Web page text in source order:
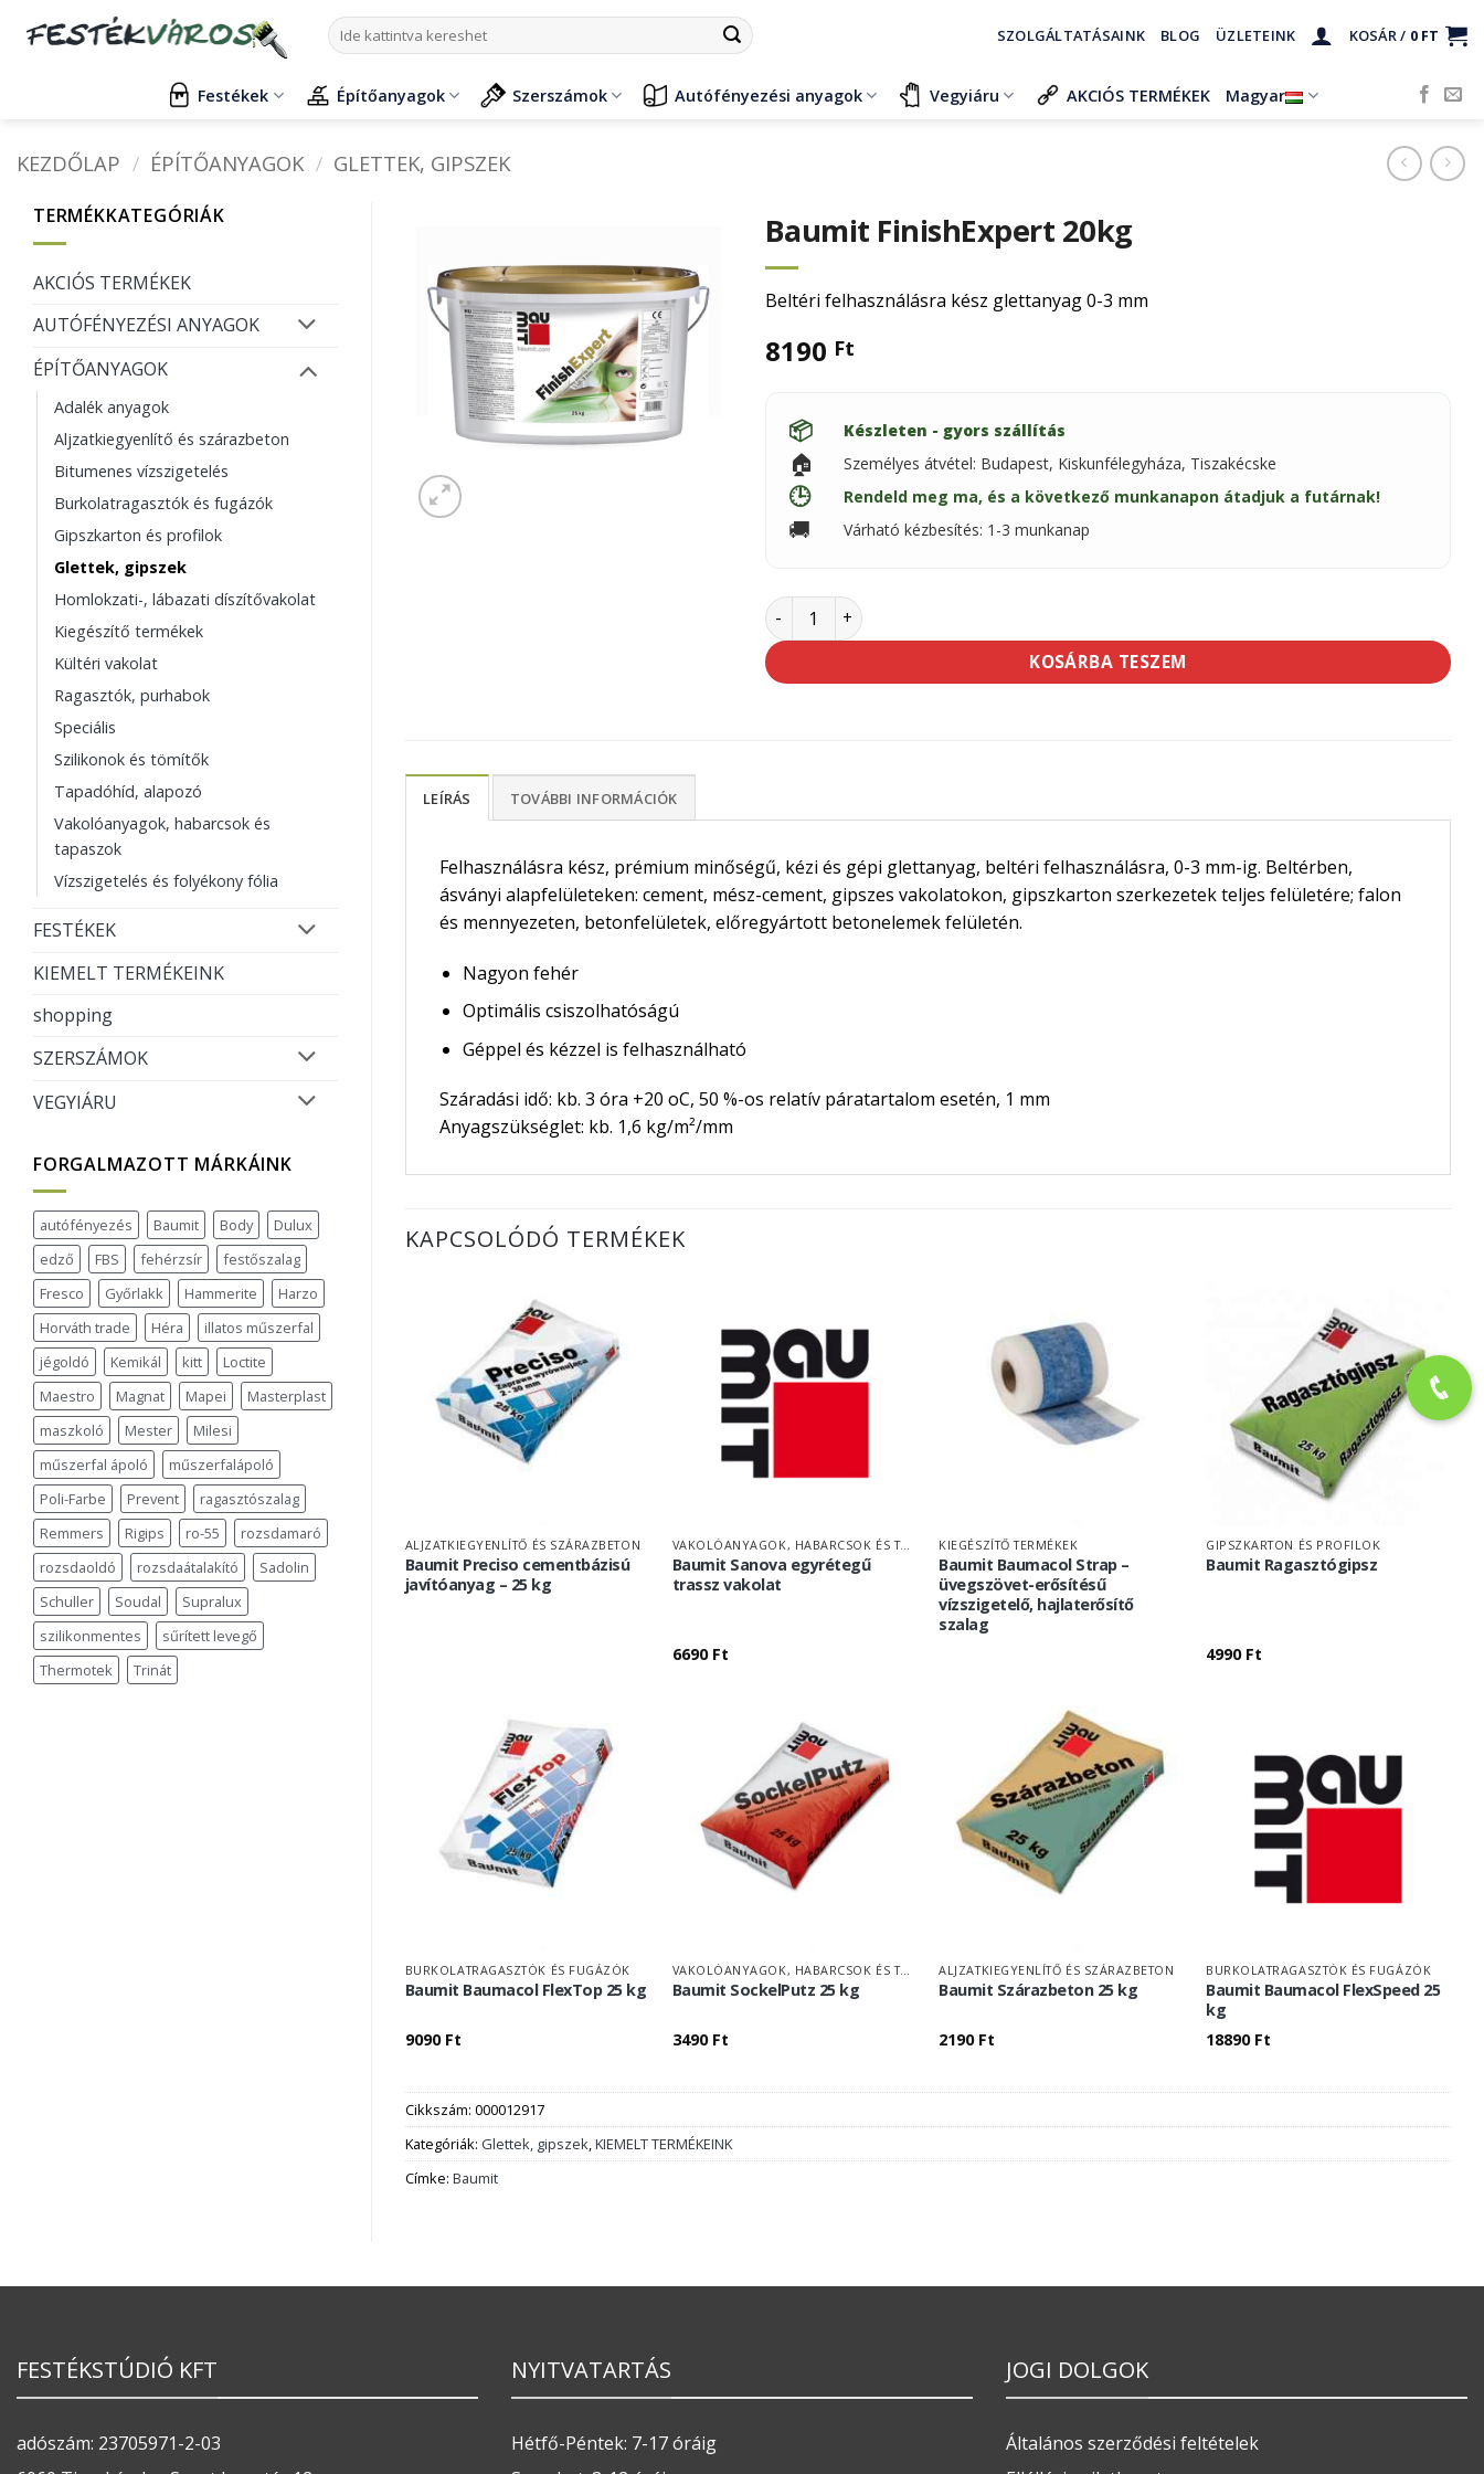
Keresés
a
SZOLGÁLTATÁSAINK BLOG ÜZLETEINK KOSÁR / 0 FT
Festékek Építőanyagok Szerszámok Autófényezési anyagok Vegyiáru AKCIÓS TERMÉKEK Magyar
KEZDŐLAP / ÉPÍTŐANYAGOK / GLETTEK, GIPSZEK
TERMÉKKATEGÓRIÁK
AKCIÓS TERMÉKEK
AUTÓFÉNYEZÉSI ANYAGOK
ÉPÍTŐANYAGOK
Adalék anyagok
Aljzatkiegyenlítő és szárazbeton
Bitumenes vízszigetelés
Burkolatragasztók és fugázók
Gipszkarton és profilok
Glettek, gipszek
Homlokzati-, lábazati díszítővakolat
Kiegészítő termékek
Kültéri vakolat
Ragasztók, purhabok
Speciális
Szilikonok és tömítők
Tapadóhíd, alapozó
Vakolóanyagok, habarcsok és
tapaszok
Vízszigetelés és folyékony fólia
FESTÉKEK
KIEMELT TERMÉKEINK
shopping
SZERSZÁMOK
VEGYIÁRU
FORGALMAZOTT MÁRKÁINK
autófényezés Baumit Body
Dulux
edző
FBS fehérzsír
festőszalag
Fresco
Győrlakk Hammerite
Harzo
Horváth trade
Héra
illatos műszerfal
jégoldó
Kemikál kitt
Loctite
Maestro
Magnat Mapei
Masterplast
maszkoló
Mester
Milesi
műszerfal ápoló
műszerfalápoló
Poli-Farbe
Prevent
ragasztószalag
Remmers
Rigips ro-55
rozsdamaró
rozsdaoldó
rozsdaátalakító
Sadolin
Schuller
Soudal
Supralux
szilikonmentes
sűrített levegő
Thermotek
Trinát
Baumit FinishExpert 20kg
Beltéri felhasználásra kész glettanyag 0-3 mm
8190 Ft
📦 Készleten - gyors szállítás
🏠 Személyes átvétel: Budapest, Kiskunfélegyháza, Tiszakécske
🕒 Rendeld meg ma, és a következő munkanapon átadjuk a futárnak!
🚚 Várható kézbesítés: 1-3 munkanap
Baumit FinishExpert 20kg mennyiség
KOSÁRBA TESZEM
LEÍRÁS TOVÁBBI INFORMÁCIÓK
Felhasználásra kész, prémium minőségű, kézi és gépi glettanyag, beltéri felhasználásra, 0-3 mm-ig. Beltérben,
ásványi alapfelületeken: cement, mész-cement, gipszes vakolatokon, gipszkarton szerkezetek teljes felületére; falon
és mennyezeten, betonfelületek, előregyártott betonelemek felületén.
Nagyon fehér
Optimális csiszolhatóságú
Géppel és kézzel is felhasználható
Száradási idő: kb. 3 óra +20 oC, 50 %-os relatív páratartalom esetén, 1 mm
Anyagszükséglet: kb. 1,6 kg/m²/mm
KAPCSOLÓDÓ TERMÉKEK
ALJZATKIEGYENLÍTŐ ÉS SZÁRAZBETON
Baumit Preciso cementbázisú
javítóanyag – 25 kg
VAKOLÓANYAGOK, HABARCSOK ÉS TAPASZOK
Baumit Sanova egyrétegű
trassz vakolat
6690 Ft
KIEGÉSZÍTŐ TERMÉKEK
Baumit Baumacol Strap –
üvegszövet-erősítésű
vízszigetelő, hajlaterősítő
szalag
GIPSZKARTON ÉS PROFILOK
Baumit Ragasztógipsz
4990 Ft
BURKOLATRAGASZTÓK ÉS FUGÁZÓK
Baumit Baumacol FlexTop 25 kg
9090 Ft
VAKOLÓANYAGOK, HABARCSOK ÉS TAPASZOK
Baumit SockelPutz 25 kg
3490 Ft
ALJZATKIEGYENLÍTŐ ÉS SZÁRAZBETON
Baumit Szárazbeton 25 kg
2190 Ft
BURKOLATRAGASZTÓK ÉS FUGÁZÓK
Baumit Baumacol FlexSpeed 25
kg
18890 Ft
Cikkszám: 000012917
Kategóriák: Glettek, gipszek,KIEMELT TERMÉKEINK
Címke: Baumit
FESTÉKSTÚDIÓ KFT
adószám: 23705971-2-03
NYITVATARTÁS
Hétfő-Péntek: 7-17 óráig
JOGI DOLGOK
Általános szerződési feltételek